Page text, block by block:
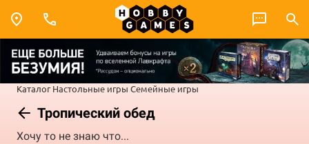
Каталог Настольные игры Семейные игры
Тропический обед
Хочу то не знаю что...